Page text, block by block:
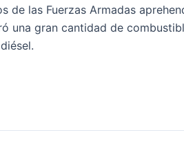
de las Fuerzas Armadas
una gran cantidad de